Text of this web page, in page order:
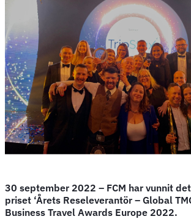
30 september 2022 – FCM har vunnit
priset ‘Årets Reseleverantör – Global
Business Travel Awards Europe 2022.